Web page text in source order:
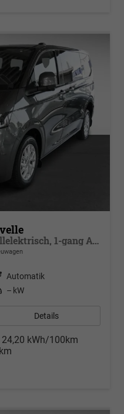
Style lang 100 kW BEV vollelektrisch, 1-gang Automatik, 4 Motion, 8 Sitze, Klimaautomatik 3 Zonen, Navigationssystem, Rückkamera, Fahrerassistenzpaket Plus, Langer Radstand
Automatik
– kW
Details
24,20 kWh/100km